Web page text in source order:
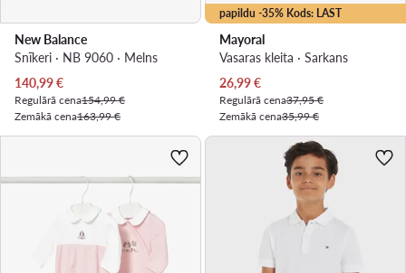
New Balance
Snīkeri · NB 9060 · Melns
Pašreizējā cena
140,99€
Regulārā cena154,99 €
Zemākā cena163,99 €
papildu -35% Kods: LAST
Mayoral
Vasaras kleita · Sarkans
Pašreizējā cena
26,99€
Regulārā cena37,95 €
Zemākā cena35,99 €